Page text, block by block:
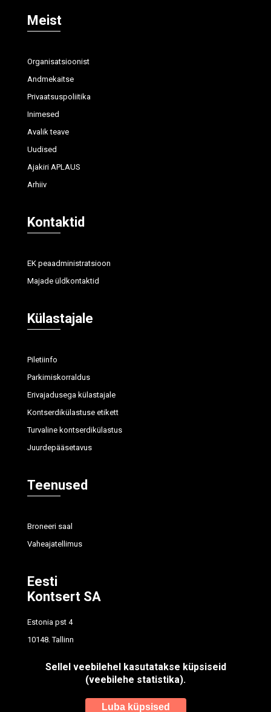
Meist
Organisatsioonist
Andmekaitse
Privaatsuspoliitika
Inimesed
Avalik teave
Uudised
Ajakiri APLAUS
Arhiiv
Kontaktid
EK peaadministratsioon
Majade üldkontaktid
Külastajale
Piletiinfo
Parkimiskorraldus
Erivajadusega külastajale
Kontserdikülastuse etikett
Turvaline kontserdikülastus
Juurdepääsetavus
Teenused
Broneeri saal
Vaheajatellimus
Eesti
Kontsert SA
Estonia pst 4
10148, Tallinn
Sellel veebilehel kasutatakse küpsiseid
(veebilehe statistika).
Luba küpsised